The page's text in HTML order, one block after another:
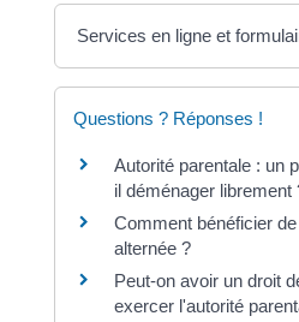
Services en ligne et
Questions ? Réponses !
Autorité parentale : un
il déménager librement
Comment bénéficier
alternée ?
Peut-on avoir un droit
exercer l'autorité